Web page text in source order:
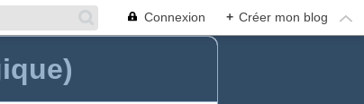
Connexion + Créer mon blog